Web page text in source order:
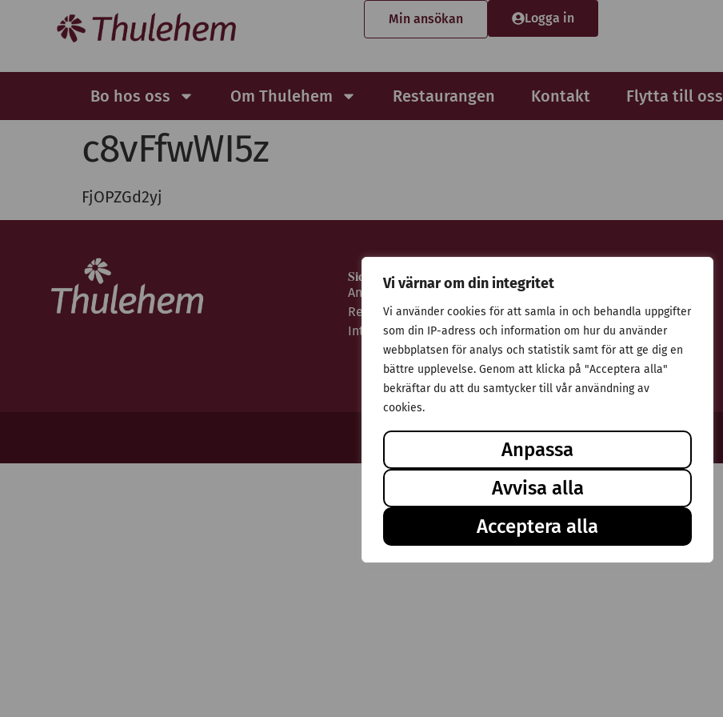
Vi värnar om din integritet
Vi använder cookies för att samla in och behandla uppgifter
som din IP-adress och information om hur du använder
webbplatsen för analys och statistik samt för att ge dig en
bättre upplevelse. Genom att klicka på "Acceptera alla"
bekräftar du att du samtycker till vår användning av
cookies.
Anpassa
Avvisa alla
Acceptera alla
Min ansökan Logga in
Bo hos oss Om Thulehem Restaurangen Kontakt Flytta till oss
c8vFfwWI5z
FjOPZGd2yj
Sidor
Ansökan
Restaurangen
Integritetspolicy
Adress
Stiftelsen Thulehem i Lund
Thulehemsvägen 40
224 67 Lund
© Stiftelsen Thulehem 2025